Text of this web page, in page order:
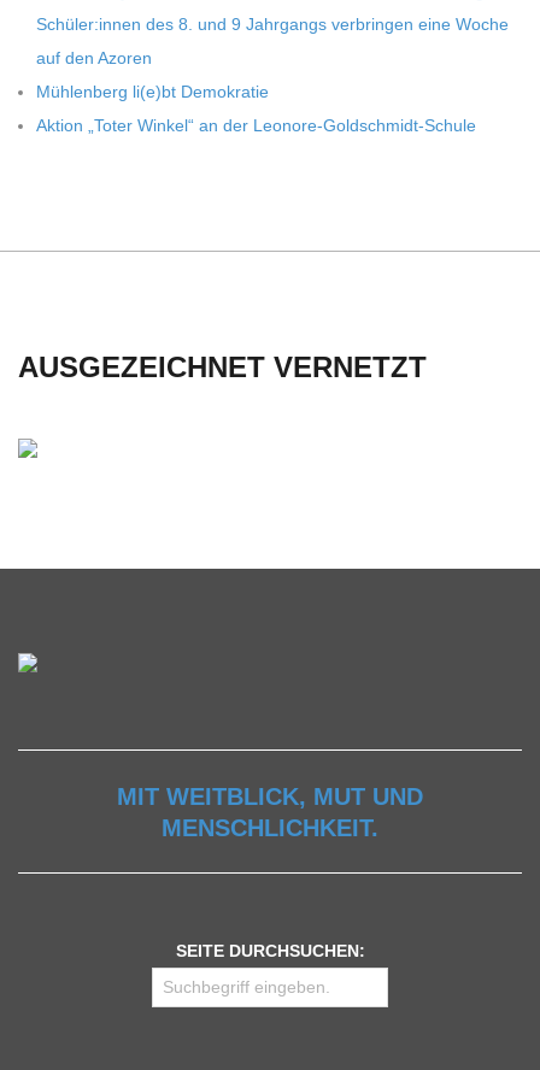
C
H
Schüler:innen des 8. und 9 Jahr­gangs ver­brin­gen eine Woche
auf den Azoren
Müh­len­berg li(e)bt Demokratie
Aktion „Toter Win­kel“ an der Leonore-Goldschmidt-Schule
AUSGEZEICHNET VERNETZT
MIT WEITBLICK, MUT UND
MENSCHLICHKEIT.
SEITE DURCHSUCHEN: